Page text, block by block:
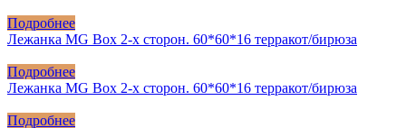
Подробнее
Лежанка MG Box 2-х сторон. 60*60*16 терракот/бирюза
Подробнее
Лежанка MG Box 2-х сторон. 60*60*16 терракот/бирюза
Подробнее